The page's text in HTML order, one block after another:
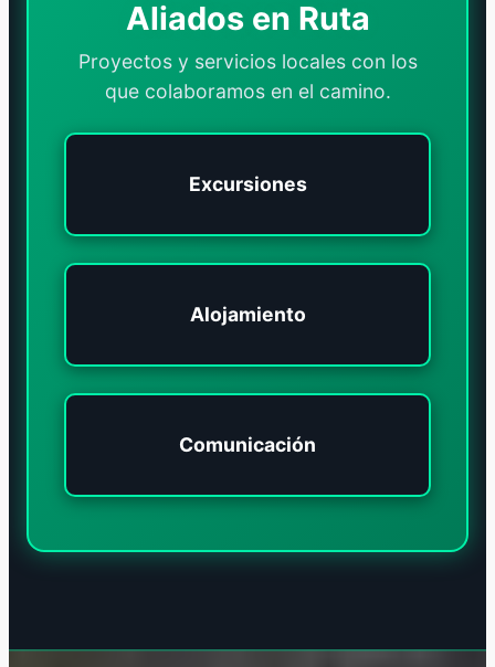
Aliados en Ruta
Proyectos y servicios locales con los
que colaboramos en el camino.
Excursiones
Alojamiento
Comunicación